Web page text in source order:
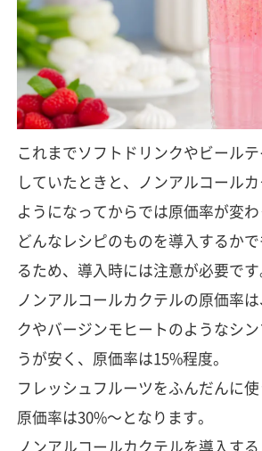
これまでソフトドリンクやビール
していたときと、ノンアルコール
ようになってからでは原価率が変わ
どんなレシピのものを導入するか
るため、導入時には注意が必要です
ノンアルコールカクテルの原価率
クやバージンモヒートのようなシ
うが安く、原価率は15%程度。
フレッシュフルーツをふんだんに使
原価率は30%～となります。